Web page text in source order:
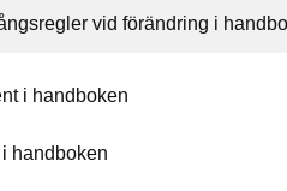
vid förändring i
i handboken
handboken